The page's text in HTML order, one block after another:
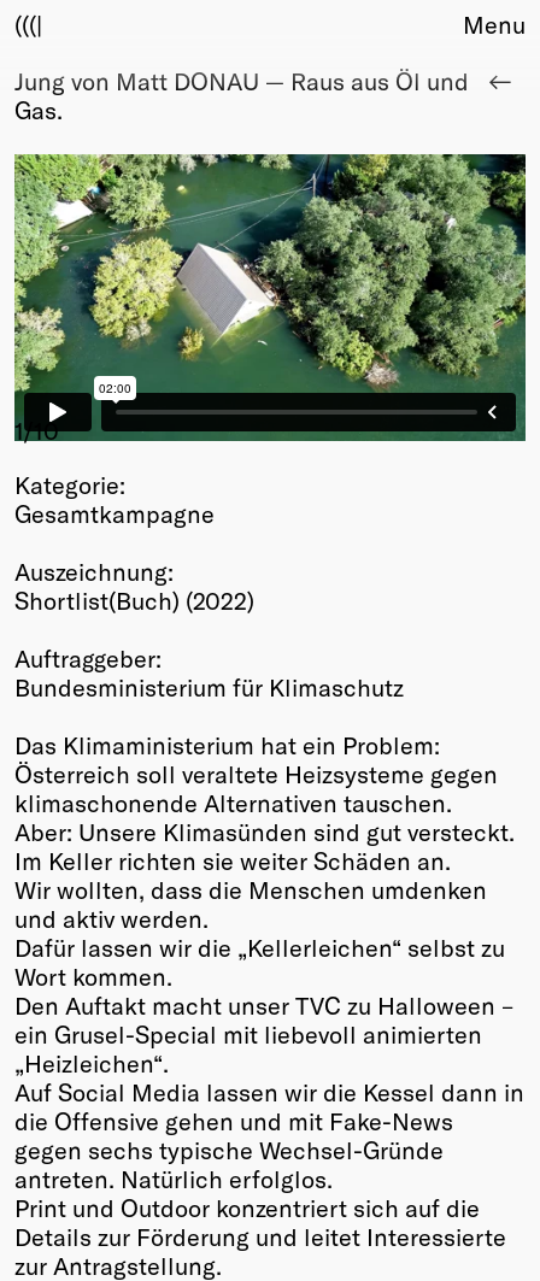
(((|
About
Club
Sponsors
Fair Work
TBD
Events
Upcoming
Past
Membership
Info
Young Creatives
Friends of Creativity
Winners
2026
Annual
Menu
Jung von Matt DONAU — Raus aus Öl und
Gas.
1/10
Kategorie:
Gesamtkampagne
Auszeichnung:
Shortlist(Buch) (2022)
Auftraggeber:
Bundesministerium für Klimaschutz
Das Klimaministerium hat ein Problem:
Österreich soll veraltete Heizsysteme gegen
klimaschonende Alternativen tauschen.
Aber: Unsere Klimasünden sind gut versteckt.
Im Keller richten sie weiter Schäden an.
Wir wollten, dass die Menschen umdenken
und aktiv werden.
Dafür lassen wir die „Kellerleichen“ selbst zu
Wort kommen.
Den Auftakt macht unser TVC zu Halloween –
ein Grusel-Special mit liebevoll animierten
„Heizleichen“.
Auf Social Media lassen wir die Kessel dann in
die Offensive gehen und mit Fake-News
gegen sechs typische Wechsel-Gründe
antreten. Natürlich erfolglos.
Print und Outdoor konzentriert sich auf die
Details zur Förderung und leitet Interessierte
zur Antragstellung.